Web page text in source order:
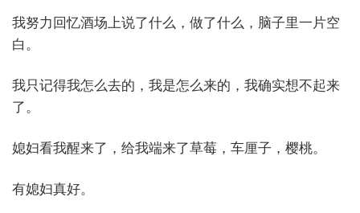
我努力回忆酒场上说了什么，做了什么，脑子里一片空
白。
我只记得我怎么去的，我是怎么来的，我确实想不起来
了。
媳妇看我醒来了，给我端来了草莓，车厘子，樱桃。
有媳妇真好。